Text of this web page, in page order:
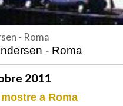
- Roma
- Roma
2011
a Roma